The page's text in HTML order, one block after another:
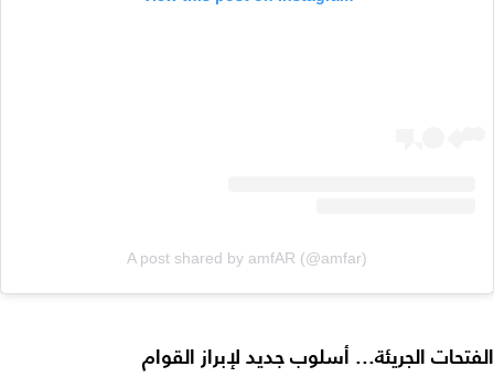
A post shared by amfAR (@amfar)
الفتحات الجريئة... أسلوب جديد لإبراز القوام